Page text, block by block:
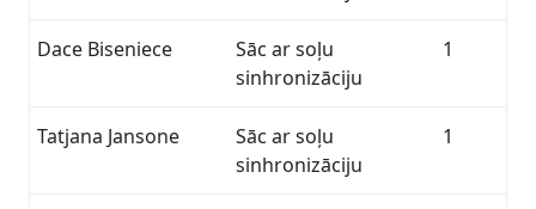
Dace Biseniece
Sāc ar soļu
sinhronizāciju
1
Tatjana Jansone
Sāc ar soļu
sinhronizāciju
1